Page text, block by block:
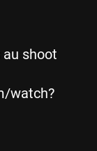
shoot
watch?